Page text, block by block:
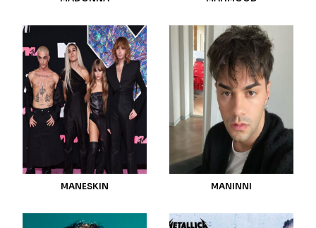
MANESKIN MANINNI